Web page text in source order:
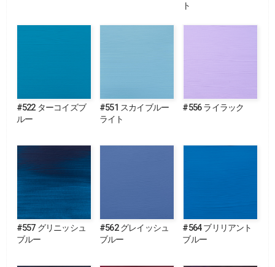
ト
#522 ターコイズブ
ルー
#551 スカイブルー
ライト
#556 ライラック
#557 グリニッシュ
ブルー
#562 グレイッシュ
ブルー
#564 ブリリアント
ブルー